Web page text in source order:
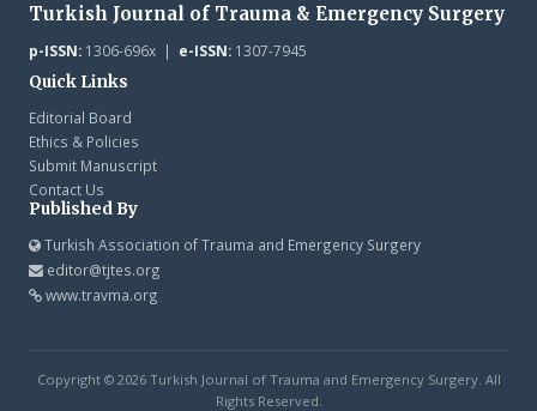
Turkish Journal of Trauma & Emergency Surgery
p-ISSN:1306-696x | e-ISSN:1307-7945
Quick Links
Editorial Board
Ethics & Policies
Submit Manuscript
Contact Us
Published By
Turkish Association of Trauma and Emergency Surgery
editor@tjtes.org
www.travma.org
Copyright © 2026 Turkish Journal of Trauma and Emergency Surgery. All
Rights Reserved.